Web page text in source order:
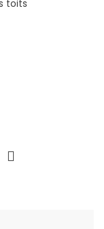
toits